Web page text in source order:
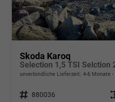
Skoda Karoq
unverbindliche Lieferzeit: 4-6 Monate
Fahrzeugnr. 880036